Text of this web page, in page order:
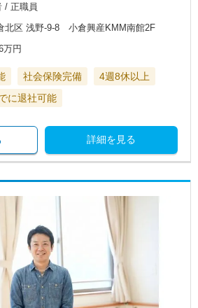
/ 正職員
北区 浅野-9-8 小倉興産KMM南館2F
万円
社会保険完備
4週8休以上
に退社可能
詳細を見る